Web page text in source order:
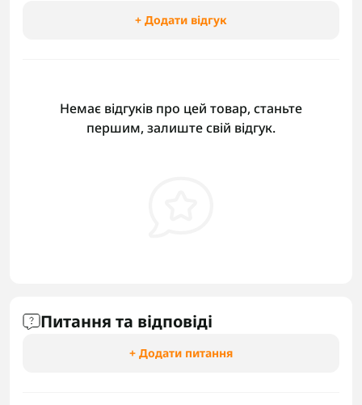
+ Додати відгук
Немає відгуків про цей товар, станьте
першим, залиште свій відгук.
Питання та відповіді
+ Додати питання